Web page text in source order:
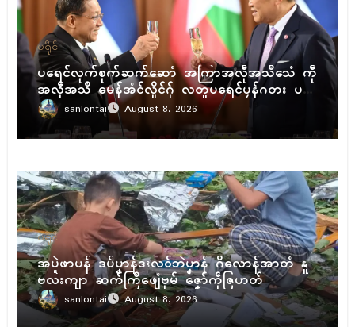
ပရိုၚ်
ပရေၚ်လုက်စုက်ဆက်ဆောံ အကြာအလဵုအသဳသေံ ကဵု
အလဵုအသဳ မေန်အံၚ်လှိုၚ်ဂှ် လတူပရေၚ်ပၠန်ဂတး ပ
ရေၚ်ဇီုကပိုက် နွံကၠုၚ်မာန်ဟာ
sanlontai August 8, 2026
ပရိုၚ်
အပ္ဍဲဖာပန် ဒပ်ပၞာန်ဒးလဝ်ဘဲပၞာန် ဂိလောန်အာတံ နူ
ဗလးကျာ ဆက်ကြဳဖျေံဗုမ် ဇၞော်ကဵုဇြဟတ်
sanlontai August 8, 2026